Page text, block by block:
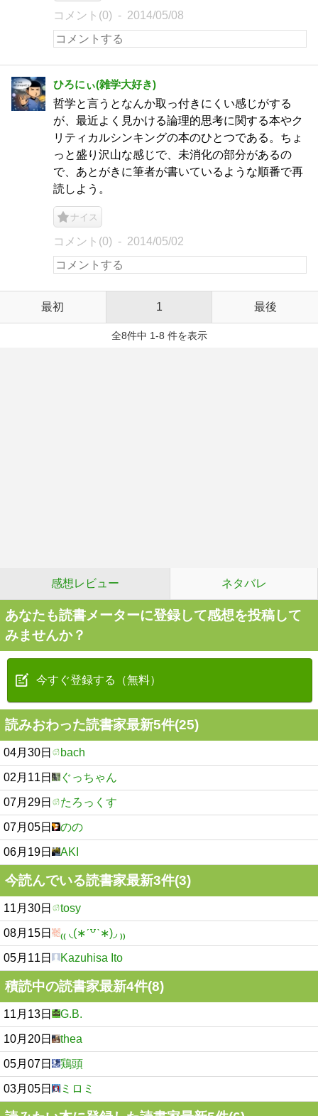
コメント(0) 2014/05/08
ひろにぃ(雑学大好き)
哲学と言うとなんか取っ付きにくい感じがする
が、最近よく見かける論理的思考に関する本やク
リティカルシンキングの本のひとつである。ちょ
っと盛り沢山な感じで、未消化の部分があるの
で、あとがきに筆者が書いているような順番で再
読しよう。
ナイス
コメント(0) 2014/05/02
最初 1 最後
全8件中 1-8 件を表示
感想レビュー ネタバレ
あなたも読書メーターに登録して感想を投稿して
みませんか？
今すぐ登録する（無料）
読みおわった読書家最新5件(25)
04月30日 bach
02月11日 ぐっちゃん
07月29日 たろっくす
07月05日 のの
06月19日 AKI
今読んでいる読書家最新3件(3)
11月30日 tosy
08月15日 ₍₍ ◟(∗ˊ꒵ˋ∗)◞ ₎₎
05月11日 Kazuhisa Ito
積読中の読書家最新4件(8)
11月13日 G.B.
10月20日 thea
05月07日 鶏頭
03月05日 ミロミ